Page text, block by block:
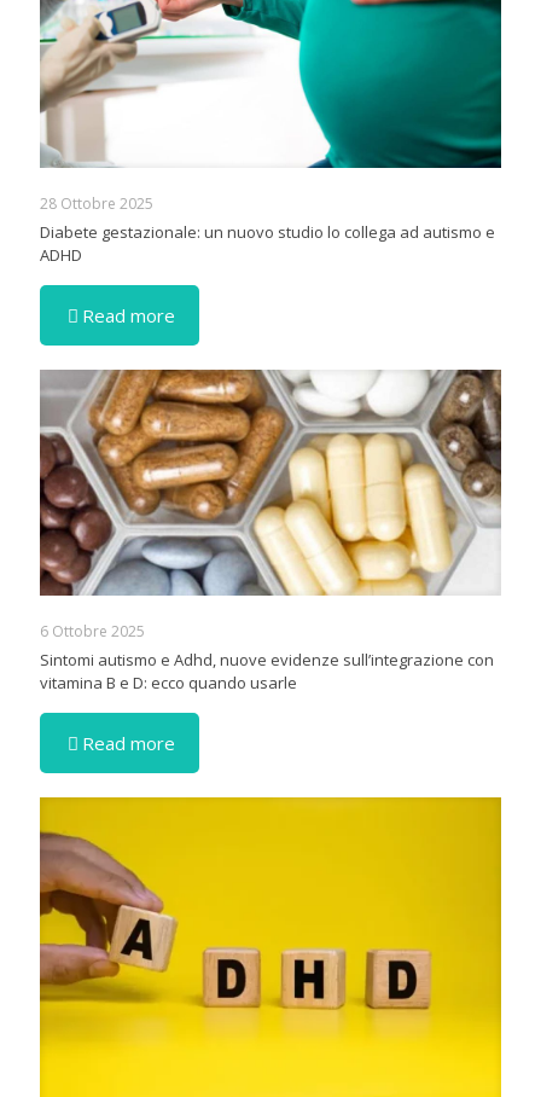
28 Ottobre 2025
Diabete gestazionale: un nuovo studio lo collega ad autismo e
ADHD
Read more
6 Ottobre 2025
Sintomi autismo e Adhd, nuove evidenze sull’integrazione con
vitamina B e D: ecco quando usarle
Read more